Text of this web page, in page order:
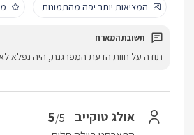
המציאות יותר יפה מהתמונות
תודה על חוות הדעת המפרגנת, היה נפלא
אולג טוקייב 5/5